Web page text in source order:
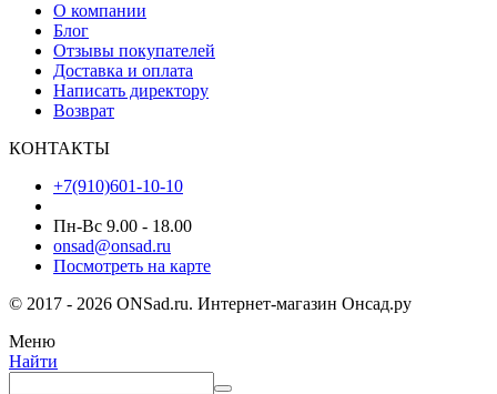
О компании
Блог
Отзывы покупателей
Доставка и оплата
Написать директору
Возврат
КОНТАКТЫ
+7(910)601-10-10
Пн-Вс 9.00 - 18.00
onsad@onsad.ru
Посмотреть на карте
© 2017 - 2026 ONSad.ru. Интернет-магазин Онсад.ру
Меню
Найти